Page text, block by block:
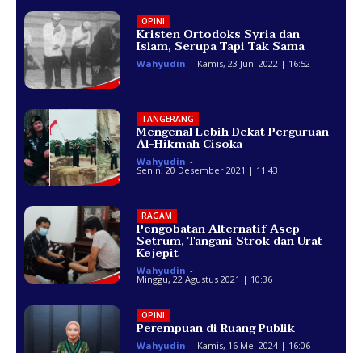
OPINI
Kristen Ortodoks Syria dan
Islam, Serupa Tapi Tak Sama
Wahyudin - Kamis, 23 Juni 2022 | 16:52
TANGERANG
Mengenal Lebih Dekat Perguruan
Al-Hikmah Cisoka
Wahyudin -
Senin, 20 Desember 2021 | 11:43
RAGAM
Pengobatan Alternatif Asep
Setrum, Tangani Strok dan Urat
Kejepit
Wahyudin -
Minggu, 22 Agustus 2021 | 10:36
OPINI
Perempuan di Ruang Publik
Wahyudin - Kamis, 16 Mei 2024 | 16:06